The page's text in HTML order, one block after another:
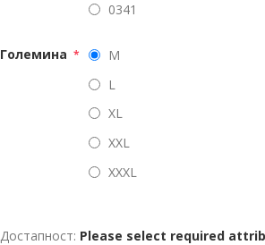
0341
Големина *
M
L
XL
XXL
XXXL
Достапност: Please select required